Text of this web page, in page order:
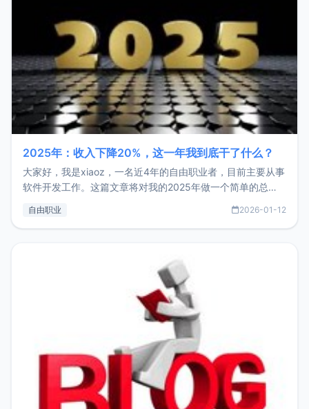
2025年：收入下降20%，这一年我到底干了什么？
大家好，我是xiaoz，一名近4年的自由职业者，目前主要从事
软件开发工作。这篇文章将对我的2025年做一个简单的总
收入下降20%，但却过得很充实，2026年不求突破，但求保
自由职业 2026-01-12